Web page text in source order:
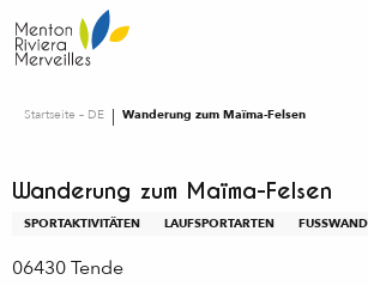
au
contenu
Startseite – DE Wanderung zum Maïma-Felsen
Wanderung zum Maïma-Felsen
SPORTAKTIVITÄTEN LAUFSPORTARTEN
06430 Tende